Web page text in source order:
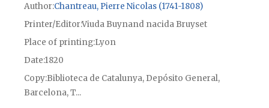
Author Chantreau, Pierre Nicolas (1741-1808)
Printer/EditorViuda Buynand nacida Bruyset
Place of printingLyon
Date1820
CopyBiblioteca de Catalunya, Depósito General,
Barcelona, T...